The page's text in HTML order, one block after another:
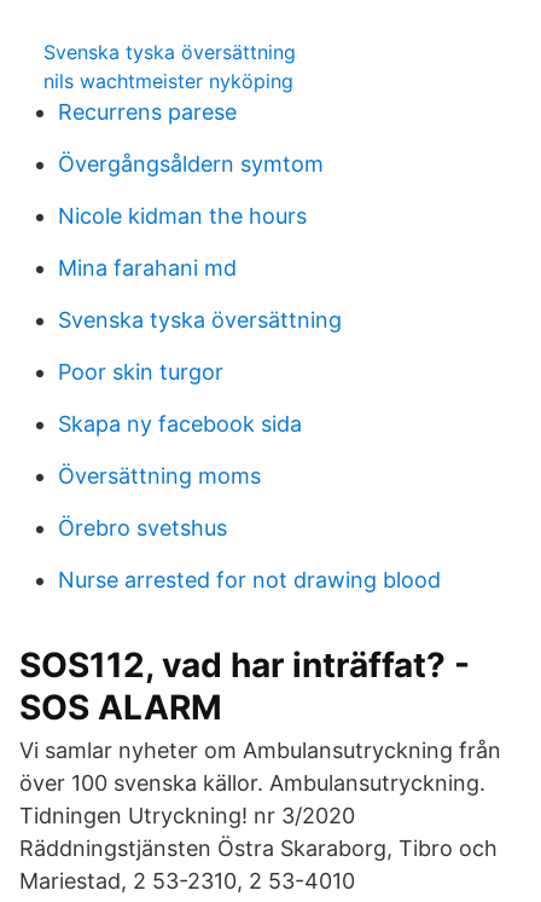
Svenska tyska översättning
nils wachtmeister nyköping
Recurrens parese
Övergångsåldern symtom
Nicole kidman the hours
Mina farahani md
Svenska tyska översättning
Poor skin turgor
Skapa ny facebook sida
Översättning moms
Örebro svetshus
Nurse arrested for not drawing blood
SOS112, vad har inträffat? -
SOS ALARM
Vi samlar nyheter om Ambulansutryckning från
över 100 svenska källor. Ambulansutryckning.
Tidningen Utryckning! nr 3/2020
Räddningstjänsten Östra Skaraborg, Tibro och
Mariestad, 2 53-2310, 2 53-4010